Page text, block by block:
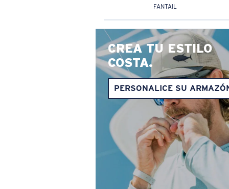
FANTAIL
CREA TU ESTILO
COSTA.
PERSONALICE SU